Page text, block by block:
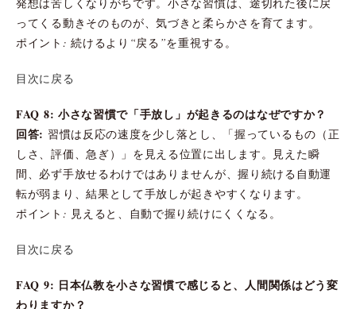
ってくる動きそのものが、気づきと柔らかさを育てます。
ポイント: 続けるより“戻る”を重視する。
目次に戻る
FAQ 8: 小さな習慣で「手放し」が起きるのはなぜですか？
回答: 習慣は反応の速度を少し落とし、「握っているもの（正
しさ、評価、急ぎ）」を見える位置に出します。見えた瞬
間、必ず手放せるわけではありませんが、握り続ける自動運
転が弱まり、結果として手放しが起きやすくなります。
ポイント: 見えると、自動で握り続けにくくなる。
目次に戻る
FAQ 9: 日本仏教を小さな習慣で感じると、人間関係はどう変
わりますか？